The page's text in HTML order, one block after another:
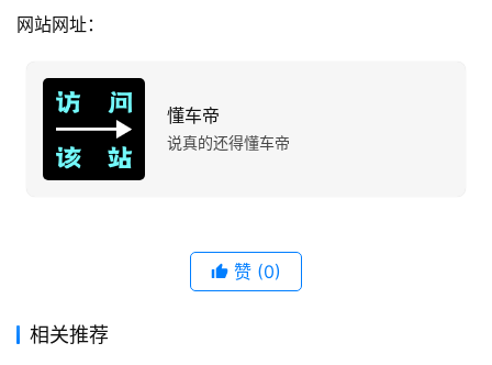
网站网址：
懂车帝
说真的还得懂车帝
赞 (0)
相关推荐